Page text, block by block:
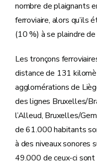
nombre de plaignants
ferroviaire, alors qu’ils
(10 %) à se plaindre
Les tronçons
distance de 131
agglomérations de
des lignes Bruxelles/
l’Alleud, Bruxelles/
de 61.000 habitants
à des niveaux sonores
49.000 de ceux-ci sont